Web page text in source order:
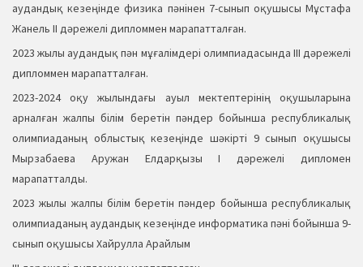
аудандық кезеңінде физика пәнінен 7-сынып оқушысы Мұстафа
Жанель ІІ дәрежелі дипломмен марапатталған.
2023 жылы аудандық пән мұғалімдері олимпиадасында ІІІ дәрежелі
дипломмен марапатталған.
2023-2024 оқу жылындағы ауыл мектептерінің оқушыларына
арналған жалпы білім беретін пәндер бойынша республикалық
олимпиаданың облыстық кезеңінде шәкірті 9 сынып оқушысы
Мырзабаева Аружан Елдарқызы І дәрежелі дипломен
марапатталды.
2023 жылы жалпы білім беретін пәндер бойынша республикалық
олимпиаданың аудандық кезеңінде информатика пәні бойынша 9-
сынып оқушысы Хайрулла Арайлым